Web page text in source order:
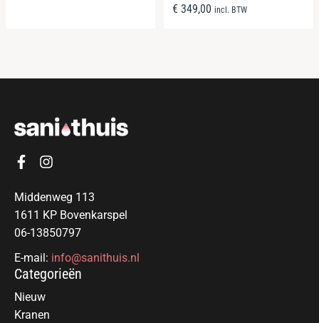
€ 349,00 incl. BTW
Middenweg 113
1611 KP Bovenkarspel
06-13850797
E-mail: info@sanithuis.nl
Categorieën
Nieuw
Kranen